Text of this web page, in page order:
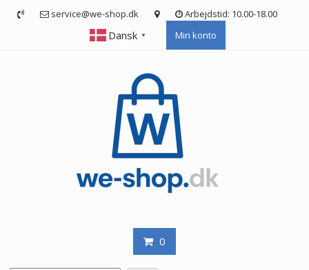
service@we-shop.dk Arbejdstid: 10.00-18.00
Dansk ▼ Min konto
0